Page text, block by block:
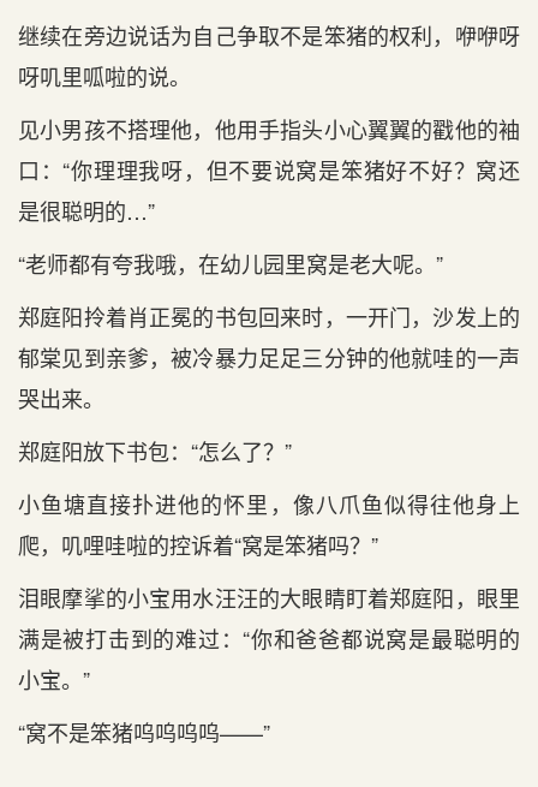
继续在旁边说话为自己争取不是笨猪的权利，咿咿呀
呀叽里呱啦的说。
见小男孩不搭理他，他用手指头小心翼翼的戳他的袖
口：“你理理我呀，但不要说窝是笨猪好不好？窝还
是很聪明的…”
“老师都有夸我哦，在幼儿园里窝是老大呢。”
郑庭阳拎着肖正冕的书包回来时，一开门，沙发上的
郁棠见到亲爹，被冷暴力足足三分钟的他就哇的一声
哭出来。
郑庭阳放下书包：“怎么了？”
小鱼塘直接扑进他的怀里，像八爪鱼似得往他身上
爬，叽哩哇啦的控诉着“窝是笨猪吗？”
泪眼摩挲的小宝用水汪汪的大眼睛盯着郑庭阳，眼里
满是被打击到的难过：“你和爸爸都说窝是最聪明的
小宝。”
“窝不是笨猪呜呜呜呜——”